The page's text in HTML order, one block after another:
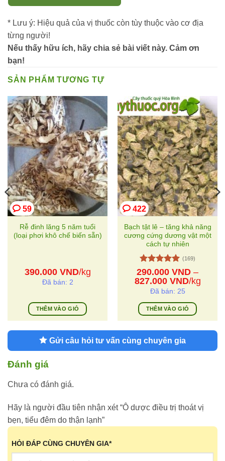
* Lưu ý: Hiệu quả của vị thuốc còn tùy thuộc vào cơ địa
từng người!
Nếu thấy hữu ích, hãy chia sẻ bài viết này. Cảm ơn
bạn!
SẢN PHẨM TƯƠNG TỰ
59
Rễ đinh lăng 5 năm tuổi
(loại phơi khô chế biến sẵn)
390.000 VND/kg
Đã bán: 2
THÊM VÀO GIỎ
422
Bạch tật lê – tăng khả năng
cương cứng dương vật một
cách tự nhiên
Được xếp
hạng55
sao
(169)
290.000 VND –
827.000 VNDKhoảng
giá:
290.000
đến
/kg
Đã bán: 25
THÊM VÀO GIỎ
Sản
phẩm
này
có
tùy
có
Gửi câu hỏi tư vấn cùng chuyên gia
Đánh giá
Chưa có đánh giá.
Hãy là người đầu tiên nhận xét “Ô dược điều trị thoát vị
bẹn, tiểu đêm do thận lạnh”
HỎI ĐÁP CÙNG CHUYÊN GIA*